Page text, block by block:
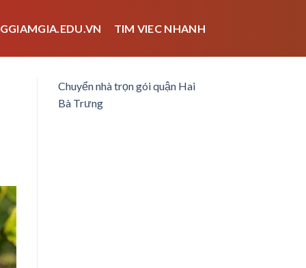
TIM VIEC NHANH
Chuyển nhà trọn gói quận Hai
Bà Trưng